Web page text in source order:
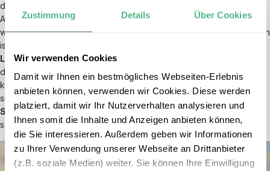
Zustimmung Details Über Cookies
Wir verwenden Cookies
Damit wir Ihnen ein bestmögliches Webseiten-Erlebnis
anbieten können, verwenden wir Cookies. Diese werden
platziert, damit wir Ihr Nutzerverhalten analysieren und
Ihnen somit die Inhalte und Anzeigen anbieten können,
die Sie interessieren. Außerdem geben wir Informationen
zu Ihrer Verwendung unserer Webseite an Drittanbieter
(z.B. soziale Medien) weiter. Sie können Ihre Einwilligung
danach total begeistert von der Landschaft, die man dort vorfindet.
Aber erst jetzt, nachdem ich mit dem Mietwagen noch einmal dort
war, ist mir bewusst geworden, wie groß der Nationalpark eigentlich
ist und wie viel mehr er noch zu bieten hat. Es gibt zahlreiche
Lagunen, Seen, Wasserfälle
die man in den fünf Tagen auf dem W-Trek gar nicht besuchen
kann und die man auch auf längeren Trekkings nicht erreicht, weil
sie auf der anderen Seite des Parks liegen. Die Wanderung vom
Salto Grandezum Mirador Cuernoswar beispielsweise eine der
schönsten, die ich im Nationalpark gemacht habe.